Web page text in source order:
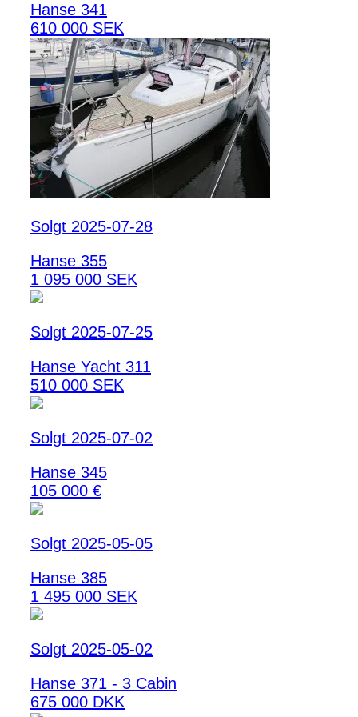
Hanse 341
610 000 SEK
Solgt 2025-07-28
Hanse 355
1 095 000 SEK
Solgt 2025-07-25
Hanse Yacht 311
510 000 SEK
Solgt 2025-07-02
Hanse 345
105 000 €
Solgt 2025-05-05
Hanse 385
1 495 000 SEK
Solgt 2025-05-02
Hanse 371 - 3 Cabin
675 000 DKK